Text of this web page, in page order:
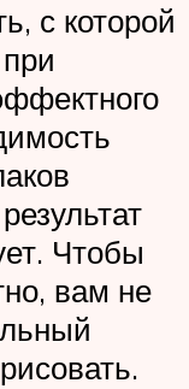
с которой
Чтобы
вам не